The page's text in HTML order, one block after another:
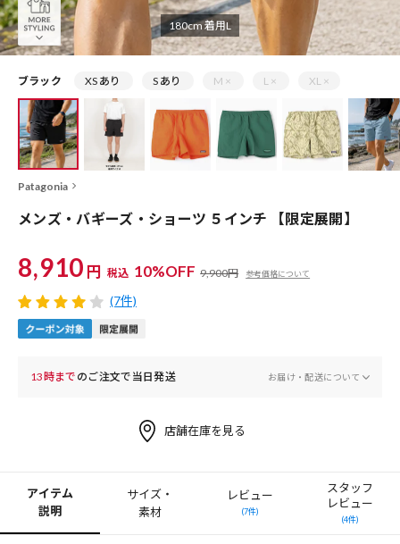
180cm 着用L
ブラック XS あり S あり M × L × XL ×
Patagonia
メンズ・バギーズ・ショーツ ５インチ 【限定展開】
8,910 円 税込 10%OFF 9,900円 参考価格について
(7件)
13時まで のご注文で当日発送 お届け・配送について
店舗在庫を見る
アイテム
説明
サイズ・
素材
レビュー
(7件)
スタッフ
レビュー
(4件)